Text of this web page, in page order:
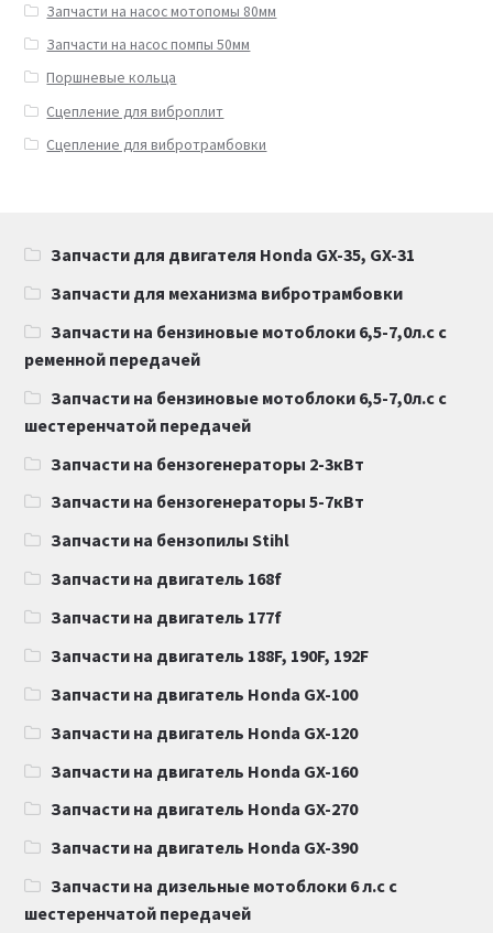
Запчасти на насос мотопомы 80мм
Запчасти на насос помпы 50мм
Поршневые кольца
Сцепление для виброплит
Сцепление для вибротрамбовки
Запчасти для двигателя Honda GX-35, GX-31
Запчасти для механизма вибротрамбовки
Запчасти на бензиновые мотоблоки 6,5-7,0л.с с
ременной передачей
Запчасти на бензиновые мотоблоки 6,5-7,0л.с с
шестеренчатой передачей
Запчасти на бензогенераторы 2-3кВт
Запчасти на бензогенераторы 5-7кВт
Запчасти на бензопилы Stihl
Запчасти на двигатель 168f
Запчасти на двигатель 177f
Запчасти на двигатель 188F, 190F, 192F
Запчасти на двигатель Honda GX-100
Запчасти на двигатель Honda GX-120
Запчасти на двигатель Honda GX-160
Запчасти на двигатель Honda GX-270
Запчасти на двигатель Honda GX-390
Запчасти на дизельные мотоблоки 6 л.с с
шестеренчатой передачей